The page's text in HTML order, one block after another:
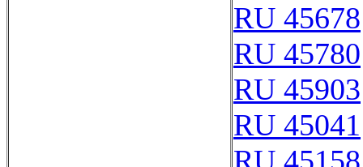
RU 45678
RU 45780
RU 45903
RU 45041